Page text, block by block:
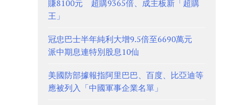
賺8100元 超購9365倍、成主板新「超購
王」
冠忠巴士半年純利大增9.5倍至6690萬元
派中期息連特別股息10仙
美國防部據報指阿里巴巴、百度、比亞迪等
應被列入「中國軍事企業名單」